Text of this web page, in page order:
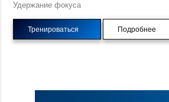
Удержание фокуса
Тренироваться Подробнее